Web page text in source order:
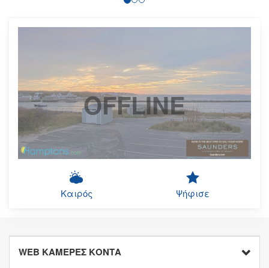
OFFLINE
Καιρός Ψήφισε
WEB ΚΑΜΕΡΕΣ ΚΟΝΤΑ